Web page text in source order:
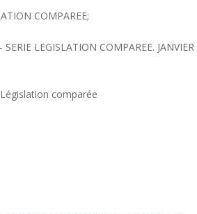
COMPAREE;
LEGISLATION COMPAREE. JANVIER
comparée